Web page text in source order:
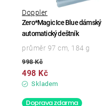
Zero*Magic Ice Blue dámský
automatický deštník
Doppler
Skladem
498 Kč
998 Kč
průměr 97 cm, 184 g
Doprava zdarma